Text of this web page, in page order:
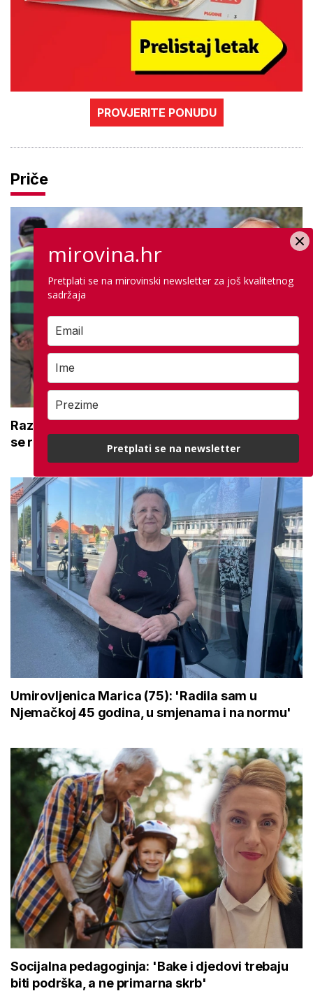
PROVJERITE PONUDU
Priče
Razgovarali smo s Lazarom Grujićem: 'Društvo
se razvija na grbači najranjivijih'
Umirovljenica Marica (75): 'Radila sam u
Njemačkoj 45 godina, u smjenama i na normu'
Socijalna pedagoginja: 'Bake i djedovi trebaju
biti podrška, a ne primarna skrb'
mirovina.hr
Pretplati se na mirovinski newsletter za još kvalitetnog
sadržaja
Pretplati se na newsletter